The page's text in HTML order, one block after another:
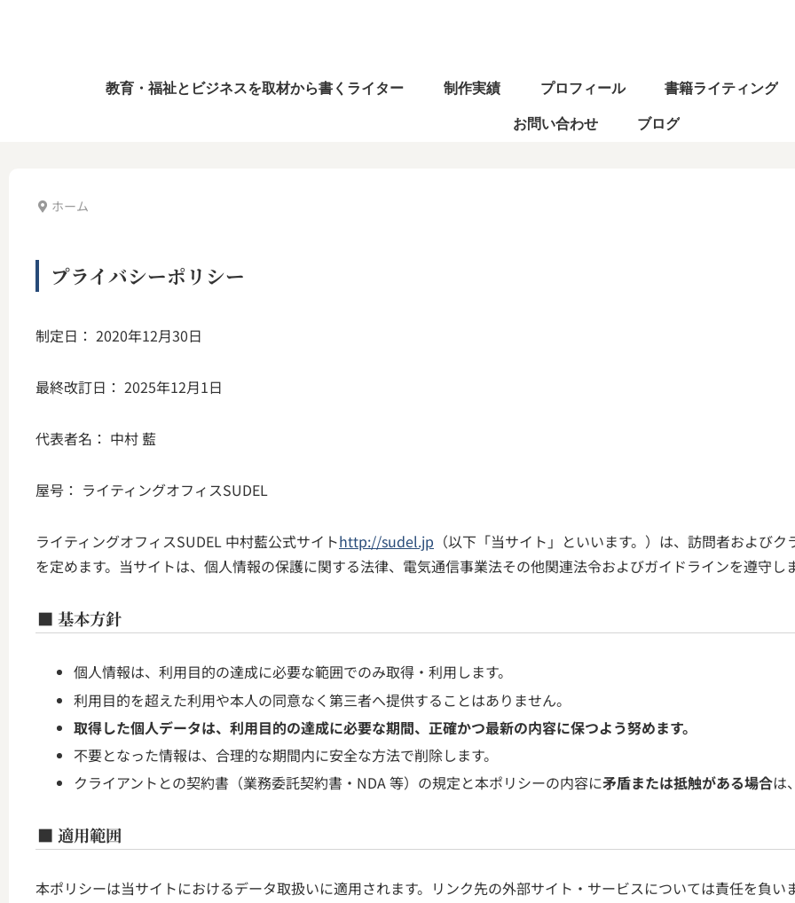
教育・福祉とビジネスを取材から書くライター 制作実績 プロフィール 書籍ライティング
お問い合わせ ブログ
ホーム
プライバシーポリシー
制定日： 2020年12月30日
最終改訂日： 2025年12月1日
代表者名： 中村 藍
屋号： ライティングオフィスSUDEL
ライティングオフィスSUDEL 中村藍公式サイトhttp://sudel.jp （以下「当サイト」といいます。）は、訪問者および
を定めます。当サイトは、個人情報の保護に関する法律、電気通信事業法その他関連法令およびガイドラインを遵守し
■ 基本方針
個人情報は、利用目的の達成に必要な範囲でのみ取得・利用します。
利用目的を超えた利用や本人の同意なく第三者へ提供することはありません。
取得した個人データは、利用目的の達成に必要な期間、正確かつ最新の内容に保つよう努めます。
不要となった情報は、合理的な期間内に安全な方法で削除します。
クライアントとの契約書（業務委託契約書・NDA 等）の規定と本ポリシーの内容に矛盾または抵触がある場合は
■ 適用範囲
本ポリシーは当サイトにおけるデータ取扱いに適用されます。リンク先の外部サイト・サービスについては責任を負い